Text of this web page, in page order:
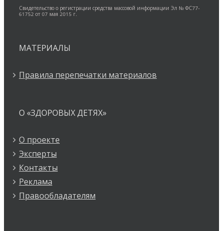
Свидетельство о регистрации средства массовой информации Эл № ФС77-
61752 от 07 мая 2015 г.
МАТЕРИАЛЫ
Правила перепечатки материалов
О «ЗДОРОВЫХ ДЕТЯХ»
О проекте
Эксперты
Контакты
Реклама
Правообладателям